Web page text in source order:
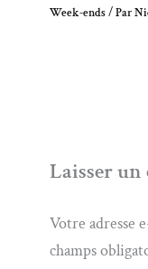
Week-ends/ Par
Laisser
Votre adresse
champs